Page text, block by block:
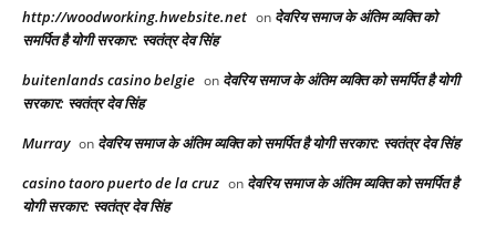
http://woodworking.hwebsite.net on देवरिय समाज के अंतिम व्यक्ति को
समर्पित है योगी सरकार: स्वतंत्र देव सिंह
buitenlands casino belgie on देवरिय समाज के अंतिम व्यक्ति को समर्पित है योगी
सरकार: स्वतंत्र देव सिंह
Murray on देवरिय समाज के अंतिम व्यक्ति को समर्पित है योगी सरकार: स्वतंत्र देव सिंह
casino taoro puerto de la cruz on देवरिय समाज के अंतिम व्यक्ति को समर्पित है
योगी सरकार: स्वतंत्र देव सिंह